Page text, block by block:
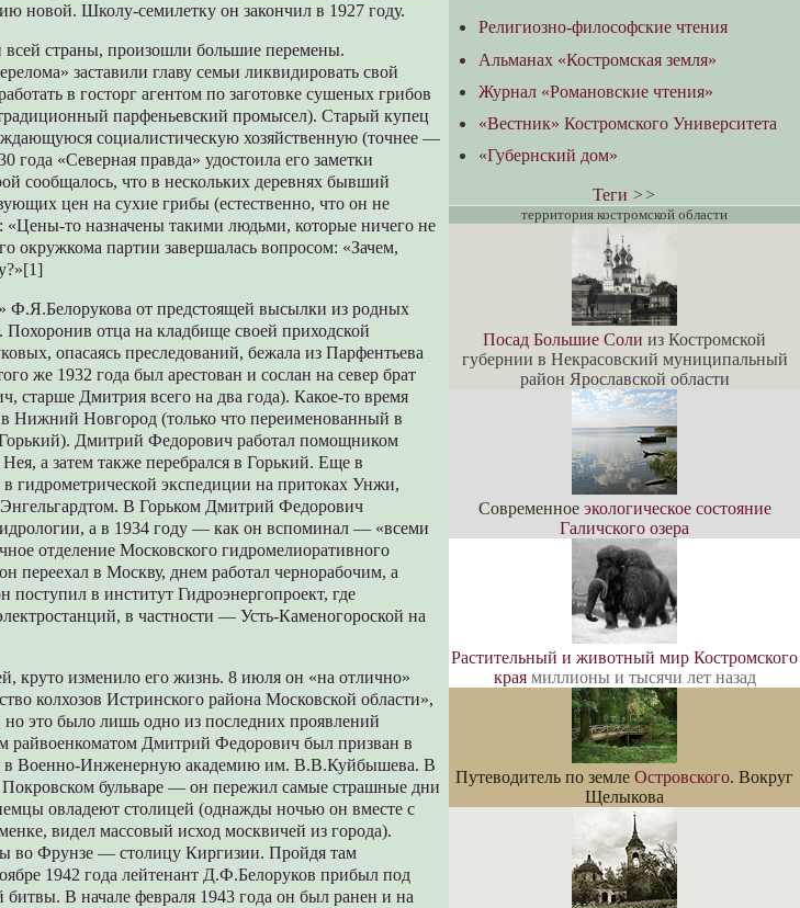
новой. Школу-семилетку он закончил в 1927 году.
страны, произошли большие перемены.
заставили главу семьи ликвидировать свой
в госторг агентом по заготовке сушеных грибов
парфеньевский промысел). Старый купец
социалистическую хозяйственную (точнее —
года «Северная правда» удостоила его заметки
сообщалось, что в нескольких деревнях бывший
цен на сухие грибы (естественно, что он не
то назначены такими людьми, которые ничего не
окружкома партии завершалась вопросом: «Зачем,
Ф.Я.Белорукова от предстоящей высылки из родных
Похоронив отца на кладбище своей приходской
опасаясь преследований, бежала из Парфентьева
же 1932 года был арестован и сослан на север брат
Дмитрия всего на два года). Какое-то время
в Нижний Новгород (только что переименованный в
Горький). Дмитрий Федорович работал помощником
а затем также перебрался в Горький. Еще в
в гидрометрической экспедиции на притоках Унжи,
В Горьком Дмитрий Федорович
а в 1934 году — как он вспоминал — «всеми
отделение Московского гидромелиоративного
переехал в Москву, днем работал чернорабочим, а
поступил в институт Гидроэнергопроект, где
в частности — Усть-Каменогороской на
круто изменило его жизнь. 8 июля он «на отлично»
колхозов Истринского района Московской области»,
это было лишь одно из последних проявлений
райвоенкоматом Дмитрий Федорович был призван в
в Военно-Инженерную академию им. В.В.Куйбышева. В
бульваре — он пережил самые страшные дни
овладеют столицей (однажды ночью он вместе с
видел массовый исход москвичей из города).
во Фрунзе — столицу Киргизии. Пройдя там
1942 года лейтенант Д.Ф.Белоруков прибыл под
В начале февраля 1943 года он был ранен и на
Религиозно-философские чтения
Альманах «Костромская земля»
Журнал «Романовские чтения»
«Вестник» Костромского Университета
«Губернский дом»
Теги >>
территория костромской области
Посад Большие Соли из Костромской
губернии в Некрасовский муниципальный
район Ярославской области
Современное экологическое состояние
Галичского озера
Растительный и животный мир Костромского
краямиллионы и тысячи лет назад
Путеводитель по земле Островского. Вокруг
Щелыкова